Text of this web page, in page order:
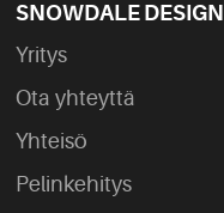
SNOWDALE DESIGN
Yritys
Ota yhteyttä
Yhteisö
Pelinkehitys